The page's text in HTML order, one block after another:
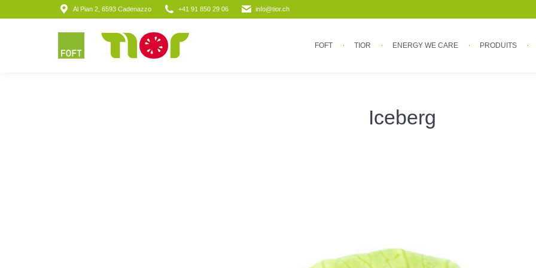
Al Pian 2, 6593 Cadenazzo +41 91 850 29 06 info@tior.ch
FOFT TIOR ENERGY WE CARE PRODUITS
Iceberg
FOFT TIOR ENERGY WE CARE PRODUITS